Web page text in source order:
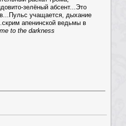
зелёный абсент...Это
учащается, дыхание
апенинской ведьмы в
to the darkness